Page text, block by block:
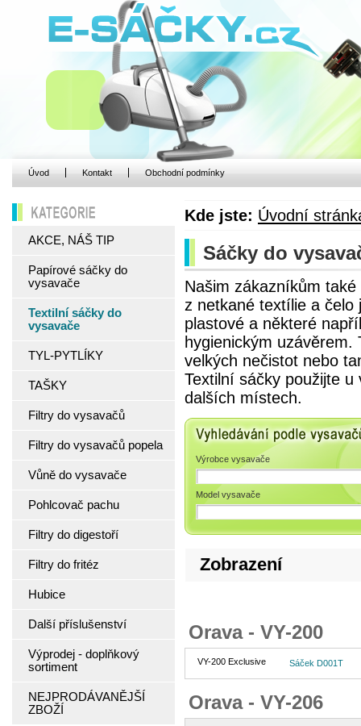
Úvod Kontakt Obchodní podmínky
Kde jste: Úvodní
Sáčky do
Našim zákazníkům
z netkané textílie a čelo
plastové a některé
hygienickým
velkých nečistot nebo
Textilní sáčky použijte
dalších místech.
Vyhledávání podle
Výrobce vysavače
Model vysavače
Zobrazení
Orava - VY-200
VY-200 Exclusive Sáček D001T
Orava - VY-206
KATEGORIE
AKCE, NÁŠ TIP
Papírové sáčky do
vysavače
Textilní sáčky do
vysavače
TYL-PYTLÍKY
TAŠKY
Filtry do vysavačů
Filtry do vysavačů popela
Vůně do vysavače
Pohlcovač pachu
Filtry do digestoří
Filtry do fritéz
Hubice
Další příslušenství
Výprodej - doplňkový
sortiment
NEJPRODÁVANĚJŠÍ
ZBOŽÍ